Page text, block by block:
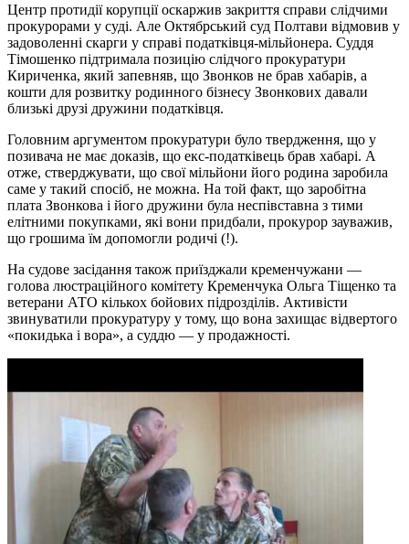
Центр протидії корупції оскаржив закриття справи слідчими
прокурорами у суді. Але Октябрський суд Полтави відмовив у
задоволенні скарги у справі податківця-мільйонера. Суддя
Тімошенко підтримала позицію слідчого прокуратури
Кириченка, який запевняв, що Звонков не брав хабарів, а
кошти для розвитку родинного бізнесу Звонкових давали
близькі друзі дружини податківця.
Головним аргументом прокуратури було твердження, що у
позивача не має доказів, що екс-податківець брав хабарі. А
отже, стверджувати, що свої мільйони його родина заробила
саме у такий спосіб, не можна. На той факт, що заробітна
плата Звонкова і його дружини була неспівставна з тими
елітними покупками, які вони придбали, прокурор зауважив,
що грошима їм допомогли родичі (!).
На судове засідання також приїзджали кременчужани —
голова люстраційного комітету Кременчука Ольга Тіщенко та
ветерани АТО кількох бойових підрозділів. Активісти
звинуватили прокуратуру у тому, що вона захищає відвертого
«покидька і вора», а суддю — у продажності.